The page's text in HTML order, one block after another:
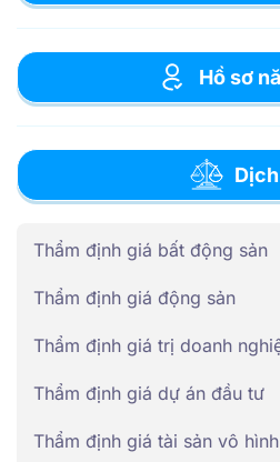
Hồ sơ
Thẩm định giá bất động sản
Thẩm định giá động sản
Thẩm định giá trị doanh
Thẩm định giá dự án đầu tư
Thẩm định giá tài sản vô hình